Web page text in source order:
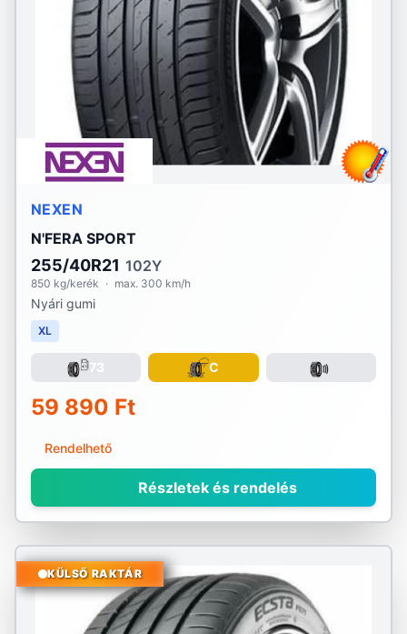
NEXEN
N'FERA SPORT
255/40R21 102Y
850 kg/kerék · max. 300 km/h
Nyári gumi
XL
73 C
59 890 Ft
Rendelhető
Részletek és rendelés
KÜLSŐ RAKTÁR